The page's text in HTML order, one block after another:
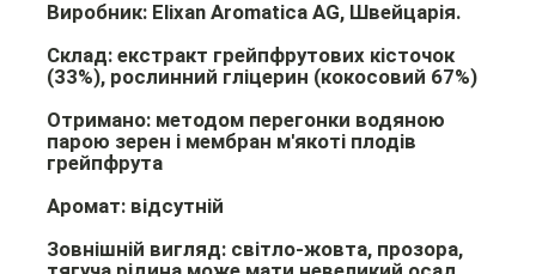
Виробник: Elixan Aromatica AG, Швейцарія.
Склад:екстракт грейпфрутових кісточок
(33%), рослинний гліцерин (кокосовий 67%)
Отримано:методом перегонки водяною
парою зерен і мембран м'якоті плодів
грейпфрута
Аромат: відсутній
Зовнішній вигляд: світло-жовта, прозора,